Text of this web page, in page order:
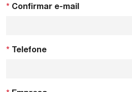
* Confirmar e-mail
* Telefone